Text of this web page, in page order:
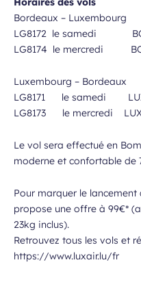
Bordeaux – Luxembourg
LG8172 le samedi
LG8174 le mercredi
Luxembourg – Bordeaux
LG8171 le samedi
LG8173 le mercredi
Le vol sera effectué en
moderne et confortable de
Pour marquer le
propose une offre à 99€*
23kg inclus).
Retrouvez tous les vols et
https://www.luxair.lu/fr